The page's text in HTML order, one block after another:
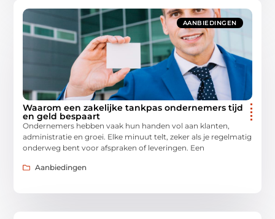
AANBIEDINGEN
Waarom een zakelijke tankpas ondernemers tijd
en geld bespaart
Ondernemers hebben vaak hun handen vol aan klanten,
administratie en groei. Elke minuut telt, zeker als je regelmatig
onderweg bent voor afspraken of leveringen. Een
Aanbiedingen